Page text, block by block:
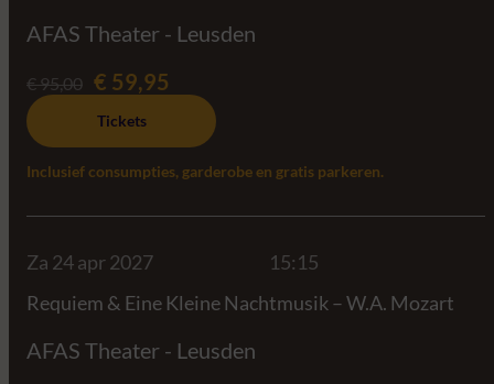
AFAS Theater - Leusden
€ 95,00 € 59,95
Tickets
Inclusief consumpties, garderobe en gratis parkeren.
Za 24 apr 2027
15:15
Requiem & Eine Kleine Nachtmusik – W.A. Mozart
AFAS Theater - Leusden